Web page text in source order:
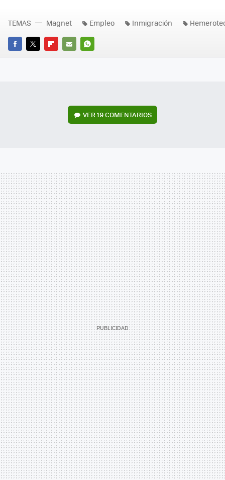
FACEBOOK
TWITTERFLIPBOARD
E-
WHATSAPP
TEMAS Magnet Empleo Inmigración
VER19 COMENTARIOS